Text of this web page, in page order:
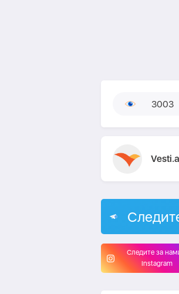
3003
Следите за
Instagram